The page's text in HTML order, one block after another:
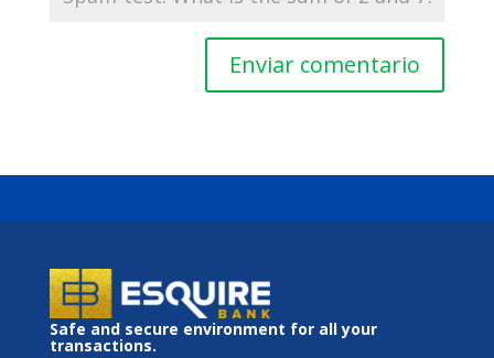
Safe and secure environment for all your
transactions.